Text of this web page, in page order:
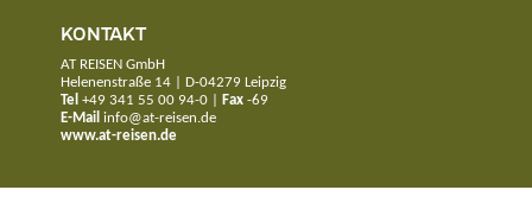
KONTAKT
AT REISEN GmbH
Helenenstraße 14 | D-04279 Leipzig
Tel +49 341 55 00 94-0 Fax -69
E-Mail info@at-reisen.de
www.at-reisen.de